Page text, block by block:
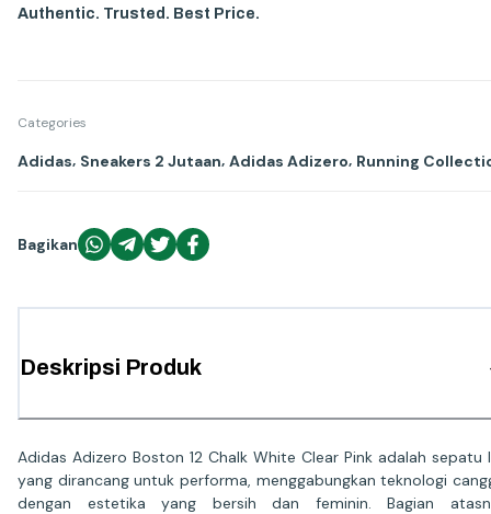
Authentic. Trusted. Best Price.
Categories
Adidas Sneakers 2 Jutaan Adidas Adizero Running
Bagikan
Deskripsi Produk
Adidas Adizero Boston 12 Chalk White Clear Pink adalah sepatu
yang dirancang untuk performa, menggabungkan teknologi
dengan estetika yang bersih dan feminin. Bagian